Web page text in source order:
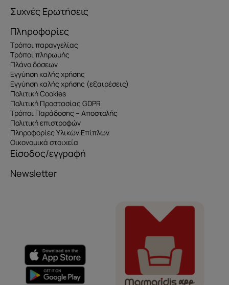
e-mail
Το μήνυμά σας
Συχνές Ερωτήσεις
Πληροφορίες
Τρόποι παραγγελίας
Τρόποι πληρωμής
Πλάνο δόσεων
Εγγύηση καλής χρήσης
Εγγύηση καλής χρήσης (εξαιρέσεις)
Πολιτική Cookies
Πολιτική Προστασίας GDPR
Τρόποι Παράδοσης – Αποστολής
Πολιτική επιστροφών
Πληροφορίες Υλικών Επίπλων
Οικονομικά στοιχεία
Είσοδος/εγγραφή
Newsletter